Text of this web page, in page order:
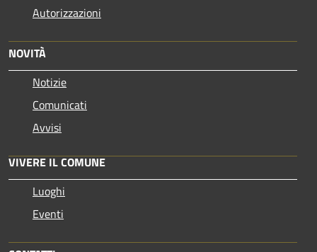
Autorizzazioni
NOVITÀ
Notizie
Comunicati
Avvisi
VIVERE IL COMUNE
Luoghi
Eventi